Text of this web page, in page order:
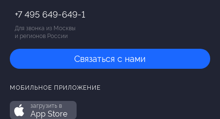
+7 495 649-649-1
Для звонка из Москвы
и регионов России
Связаться с нами
МОБИЛЬНОЕ ПРИЛОЖЕНИЕ
загрузить в
App Store